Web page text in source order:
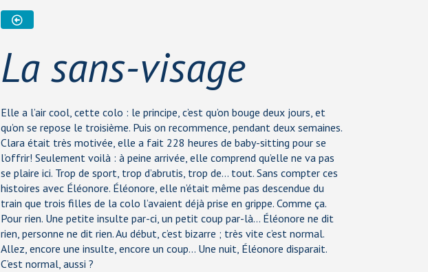
La sans-visage
Elle a l’air cool, cette colo : le principe, c’est qu’on bouge deux jours, et
qu’on se repose le troisième. Puis on recommence, pendant deux semaines.
Clara était très motivée, elle a fait 228 heures de baby-sitting pour se
l’offrir! Seulement voilà : à peine arrivée, elle comprend qu’elle ne va pas
se plaire ici. Trop de sport, trop d’abrutis, trop de… tout. Sans compter ces
histoires avec Éléonore. Éléonore, elle n’était même pas descendue du
train que trois filles de la colo l’avaient déjà prise en grippe. Comme ça.
Pour rien. Une petite insulte par-ci, un petit coup par-là… Éléonore ne dit
rien, personne ne dit rien. Au début, c’est bizarre ; très vite c’est normal.
Allez, encore une insulte, encore un coup… Une nuit, Éléonore disparait.
C’est normal, aussi ?